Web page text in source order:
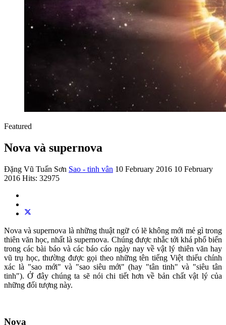
Featured
Nova và supernova
Đặng Vũ Tuấn Sơn Sao - tinh vân 10 February 2016 10 February
2016 Hits: 32975
Nova và supernova là những thuật ngữ có lẽ không mới mẻ gì trong
thiên văn học, nhất là supernova. Chúng được nhắc tới khá phổ biến
trong các bài báo và các báo cáo ngày nay về vật lý thiên văn hay
vũ trụ học, thường được gọi theo những tên tiếng Việt thiếu chính
xác là "sao mới" và "sao siêu mới" (hay "tân tinh" và "siêu tân
tinh"). Ở đây chúng ta sẽ nói chi tiết hơn về bản chất vật lý của
những đối tượng này.
Nova